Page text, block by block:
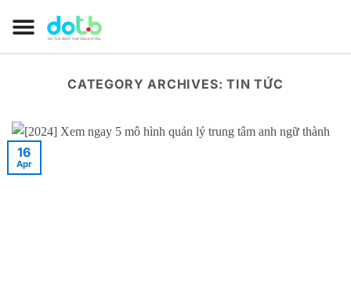
CATEGORY ARCHIVES:TIN TỨC
16
Apr